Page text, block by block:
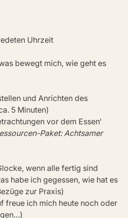
Uhrzeit
(was bewegt mich, wie geht es
und Anrichten des
5 Minuten)
vor dem Essen‘
Paket: Achtsamer
Glocke, wenn alle fertig sind
habe ich gegessen, wie hat es
zur Praxis)
freue ich mich heute noch oder